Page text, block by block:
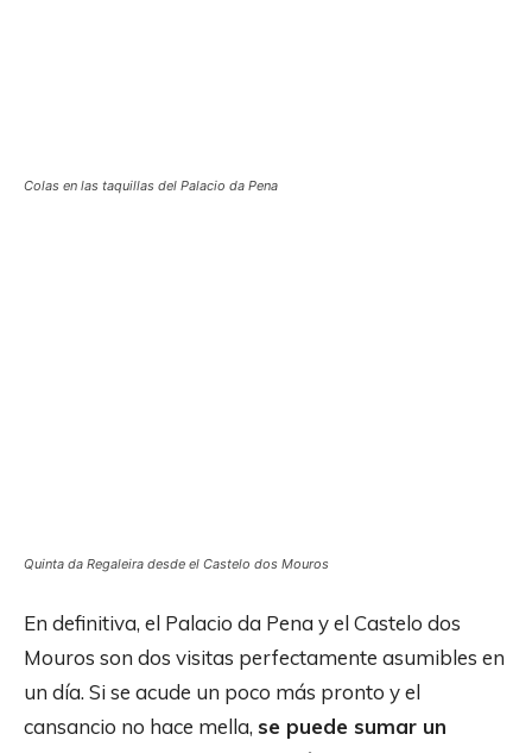
Colas en las taquillas del Palacio da Pena
Quinta da Regaleira desde el Castelo dos Mouros
En definitiva, el Palacio da Pena y el Castelo dos
Mouros son dos visitas perfectamente asumibles en
un día. Si se acude un poco más pronto y el
cansancio no hace mella, se puede sumar un